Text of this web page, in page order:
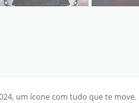
um ícone com tudo que te move.